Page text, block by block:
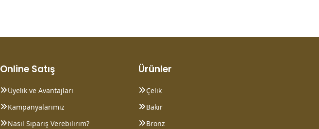
Online Satış
Üyelik ve Avantajları
Kampanyalarımız
Nasıl Sipariş Verebilirim?
Ürünler
Çelik
Bakır
Bronz